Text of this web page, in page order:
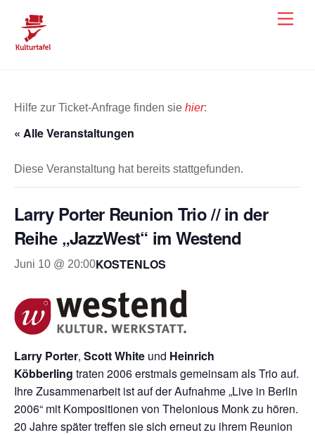
content
Hilfe zur Ticket-Anfrage finden sie hier:
« Alle Veranstaltungen
Diese Veranstaltung hat bereits stattgefunden.
Larry Porter Reunion Trio // in der
Reihe „JazzWest“ im Westend
Juni 10 @ 20:00KOSTENLOS
Larry Porter, Scott White und Heinrich
Köbberling traten 2006 erstmals gemeinsam als Trio auf.
Ihre Zusammenarbeit ist auf der Aufnahme „Live in Berlin
2006“ mit Kompositionen von Thelonious Monk zu hören.
20 Jahre später treffen sie sich erneut zu ihrem Reunion